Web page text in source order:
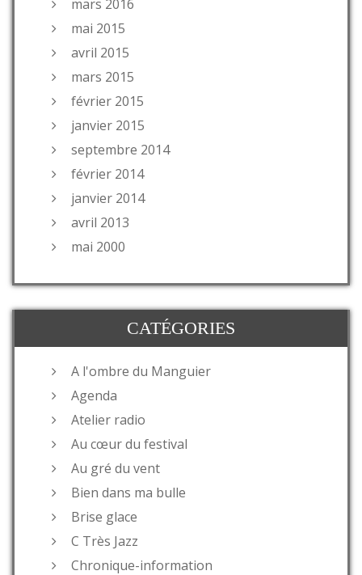
mars 2016
mai 2015
avril 2015
mars 2015
février 2015
janvier 2015
septembre 2014
février 2014
janvier 2014
avril 2013
mai 2000
CATÉGORIES
A l'ombre du Manguier
Agenda
Atelier radio
Au cœur du festival
Au gré du vent
Bien dans ma bulle
Brise glace
C Très Jazz
Chronique-information